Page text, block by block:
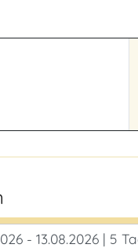
- 13.08.2026 | 5